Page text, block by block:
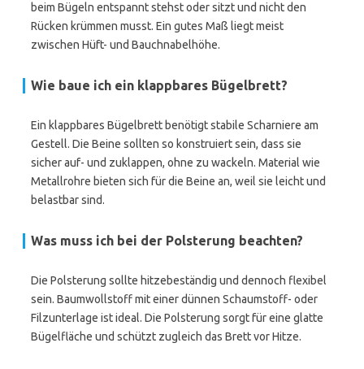
beim Bügeln entspannt stehst oder sitzt und nicht den
Rücken krümmen musst. Ein gutes Maß liegt meist
zwischen Hüft- und Bauchnabelhöhe.
Wie baue ich ein klappbares Bügelbrett?
Ein klappbares Bügelbrett benötigt stabile Scharniere am
Gestell. Die Beine sollten so konstruiert sein, dass sie
sicher auf- und zuklappen, ohne zu wackeln. Material wie
Metallrohre bieten sich für die Beine an, weil sie leicht und
belastbar sind.
Was muss ich bei der Polsterung beachten?
Die Polsterung sollte hitzebeständig und dennoch flexibel
sein. Baumwollstoff mit einer dünnen Schaumstoff- oder
Filzunterlage ist ideal. Die Polsterung sorgt für eine glatte
Bügelfläche und schützt zugleich das Brett vor Hitze.